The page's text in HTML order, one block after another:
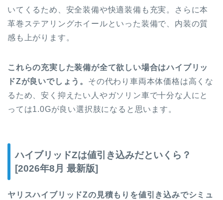
いてくるため、安全装備や快適装備も充実。さらに本
革巻ステアリングホイールといった装備で、内装の質
感も上がります。
これらの充実した装備が全て欲しい場合はハイブリッ
ドZが良いでしょう。 その代わり車両本体価格は高くな
るため、安く抑えたい人やガソリン車で十分な人にと
っては1.0Gが良い選択肢になると思います。
ハイブリッドZは値引き込みだといくら？
[2026年8月 最新版]
ヤリスハイブリッドZの見積もりを値引き込みでシミュ